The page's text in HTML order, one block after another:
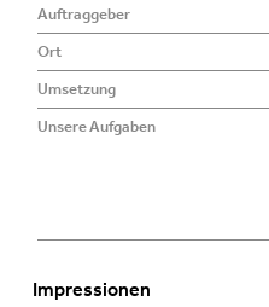
Auftraggeber
Ort
Umsetzung
Unsere Aufgaben
Impressionen